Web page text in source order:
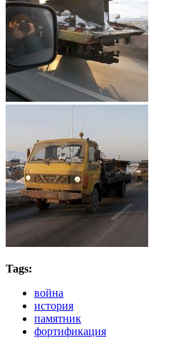
Tags:
война
история
памятник
фортификация